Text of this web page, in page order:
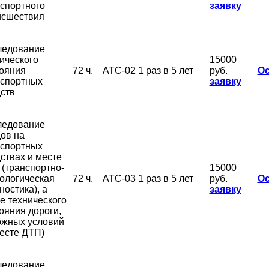
заявку
72 ч. АТС-02 1 раз в 5 лет
15000
руб.
заявку
на
и месте
а
технического
дороги,
условий
ДТП)
72 ч. АТС-03 1 раз в 5 лет
15000
руб.
заявку